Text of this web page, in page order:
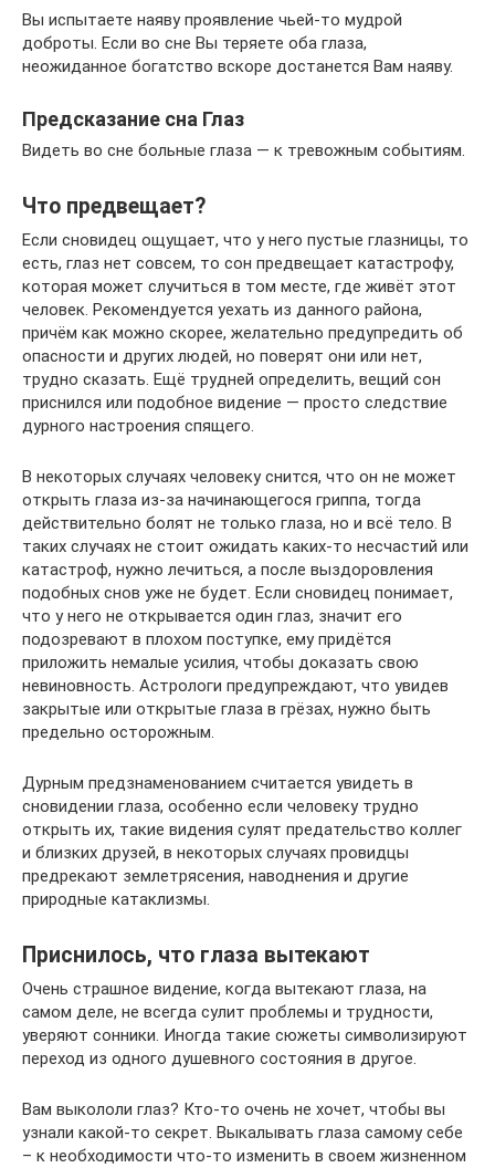
Вы испытаете наяву проявление чьей-то мудрой
доброты. Если во сне Вы теряете оба глаза,
неожиданное богатство вскоре достанется Вам наяву.
Предсказание сна Глаз
Видеть во сне больные глаза — к тревожным событиям.
Что предвещает?
Если сновидец ощущает, что у него пустые глазницы, то
есть, глаз нет совсем, то сон предвещает катастрофу,
которая может случиться в том месте, где живёт этот
человек. Рекомендуется уехать из данного района,
причём как можно скорее, желательно предупредить об
опасности и других людей, но поверят они или нет,
трудно сказать. Ещё трудней определить, вещий сон
приснился или подобное видение — просто следствие
дурного настроения спящего.
В некоторых случаях человеку снится, что он не может
открыть глаза из-за начинающегося гриппа, тогда
действительно болят не только глаза, но и всё тело. В
таких случаях не стоит ожидать каких-то несчастий или
катастроф, нужно лечиться, а после выздоровления
подобных снов уже не будет. Если сновидец понимает,
что у него не открывается один глаз, значит его
подозревают в плохом поступке, ему придётся
приложить немалые усилия, чтобы доказать свою
невиновность. Астрологи предупреждают, что увидев
закрытые или открытые глаза в грёзах, нужно быть
предельно осторожным.
Дурным предзнаменованием считается увидеть в
сновидении глаза, особенно если человеку трудно
открыть их, такие видения сулят предательство коллег
и близких друзей, в некоторых случаях провидцы
предрекают землетрясения, наводнения и другие
природные катаклизмы.
Приснилось, что глаза вытекают
Очень страшное видение, когда вытекают глаза, на
самом деле, не всегда сулит проблемы и трудности,
уверяют сонники. Иногда такие сюжеты символизируют
переход из одного душевного состояния в другое.
Вам выкололи глаз? Кто-то очень не хочет, чтобы вы
узнали какой-то секрет. Выкалывать глаза самому себе
– к необходимости что-то изменить в своем жизненном